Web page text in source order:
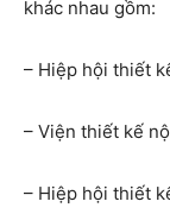
khác nhau gồm:
– Hiệp hội thiết
– Viện thiết kế
– Hiệp hội thiết